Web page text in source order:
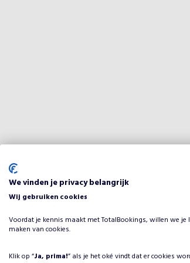
We vinden je privacy belangrijk
Wij gebruiken cookies
Voordat je kennis maakt met TotalBookings, willen we
maken van cookies.
Klik op “Ja, prima!” als je het oké vindt dat er cookies